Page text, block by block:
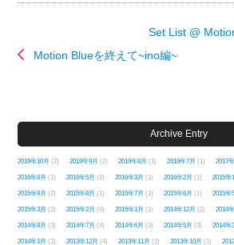
Set List @
Motion Blueを終えて~ino編~
Archive Entry
2019年10月 (2) 2019年9月 (2) 2019年8月 (1) 2019年7月 (1) 2017
2016年8月 (1) 2016年5月 (2) 2016年3月 (1) 2016年2月 (1) 2015年
2015年9月 (2) 2015年8月 (1) 2015年7月 (1) 2015年6月 (1) 2015年
2015年3月 (2) 2015年2月 (4) 2015年1月 (1) 2014年12月 (2) 2014
2014年8月 (3) 2014年7月 (4) 2014年6月 (3) 2014年5月 (3) 2014年
2014年1月 (2) 2013年12月 (4) 2013年11月 (2) 2013年10月 (1)